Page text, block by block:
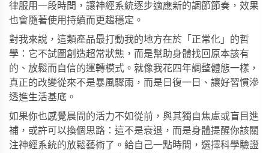
律服用一段時間，讓神經系統逐步適應新的調節節奏，效果
也會隨著使用持續而更趨穩定。
對我來說，這類產品最打動我的地方在於「正常化」的哲
學：它不試圖創造超常狀態，而是幫助身體找回原本該有
的、放鬆而自信的運轉模式。就像我花四年調整體態一樣，
真正的改變從來不是暴風驟雨，而是日復一日、讓好習慣滲
透進生活基底。
如果你也感覺晨間的活力不如從前，與其獨自焦慮或盲目進
補，或許可以換個思路：這不是衰退，而是身體提醒你該關
注神經系統的放鬆藝術了。給自己一點時間，選擇科學驗證